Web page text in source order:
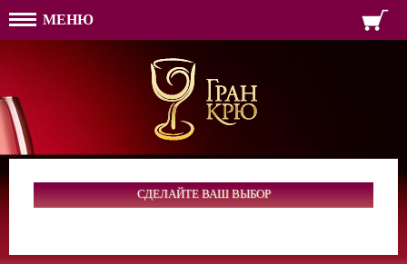
МЕНЮ
ПАРОЛЬ
ВОЙТИ
ФОРМА ОБРАТНОЙ
ТЕЛЕФОН:
ИМЯ
ПАРОЛЬ
РЕГИСТРАЦИЯ
СДЕЛАЙТЕ ВАШ ВЫБОР